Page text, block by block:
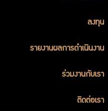
ลงทุน
รายงานผลการดำเนินงาน
ร่วมงานกับเรา
ติดต่อเรา